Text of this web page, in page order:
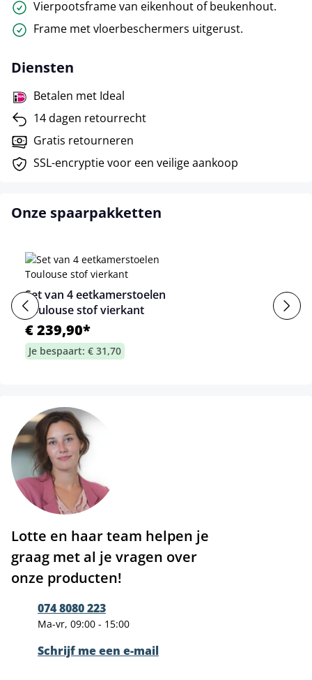
Vierpootsframe van eikenhout of beukenhout.
Frame met vloerbeschermers uitgerust.
Diensten
Betalen met Ideal
14 dagen retourrecht
Gratis retourneren
SSL-encryptie voor een veilige aankoop
Onze spaarpakketten
Set van 4 eetkamerstoelen
Toulouse stof vierkant
€ 239,90*
Je bespaart: € 31,70
Lotte en haar team helpen je
graag met al je vragen over
onze producten!
074 8080 223
Ma-vr, 09:00 - 15:00
Schrijf me een e-mail